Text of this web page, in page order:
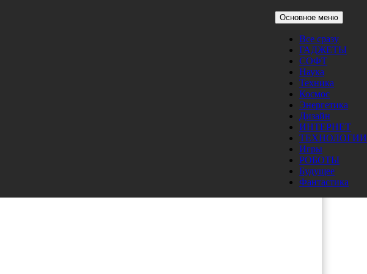
Основное меню
Все сразу
ГАДЖЕТЫ
СОФТ
Наука
Техника
Космос
Энергетика
Дизайн
ИНТЕРНЕТ
ТЕХНОЛОГИИ
Игры
РОБОТЫ
Будущее
Фантастика